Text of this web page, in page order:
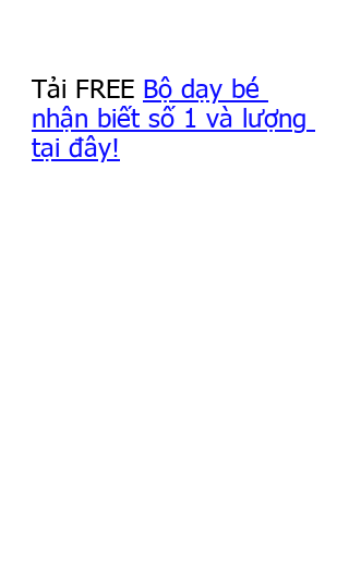
Tải FREE Bộ dạy bé
nhận biết số 1 và lượng
tại đây!